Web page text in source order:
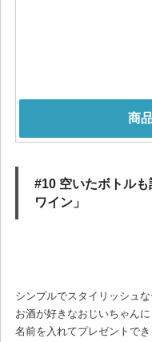
#10 空いたボトル
ワイン」
シンプルでスタイリッシュ
お酒が好きなおじいちゃんに
名前を入れてプレゼントで